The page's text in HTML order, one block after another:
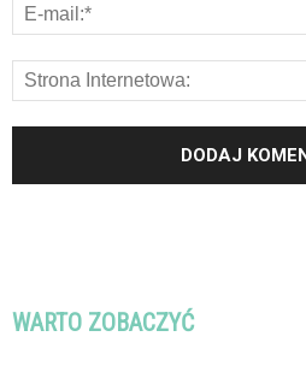
WARTO ZOBACZYĆ